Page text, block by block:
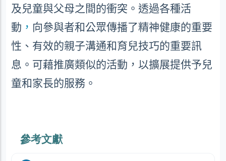
及兒童與父母之間的衝突。透過各種活
動 ， 向參與者和公眾傳播了精神健康的重要
性、有效的親子溝通和育兒技巧的重要訊
息。可藉推廣類似的活動，以擴展提供予兒
童和家長的服務。
參考文獻